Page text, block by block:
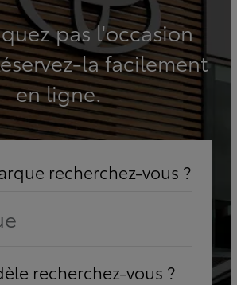
pas l'occasion
la facilement
en ligne.
recherchez-vous ?
recherchez-vous ?